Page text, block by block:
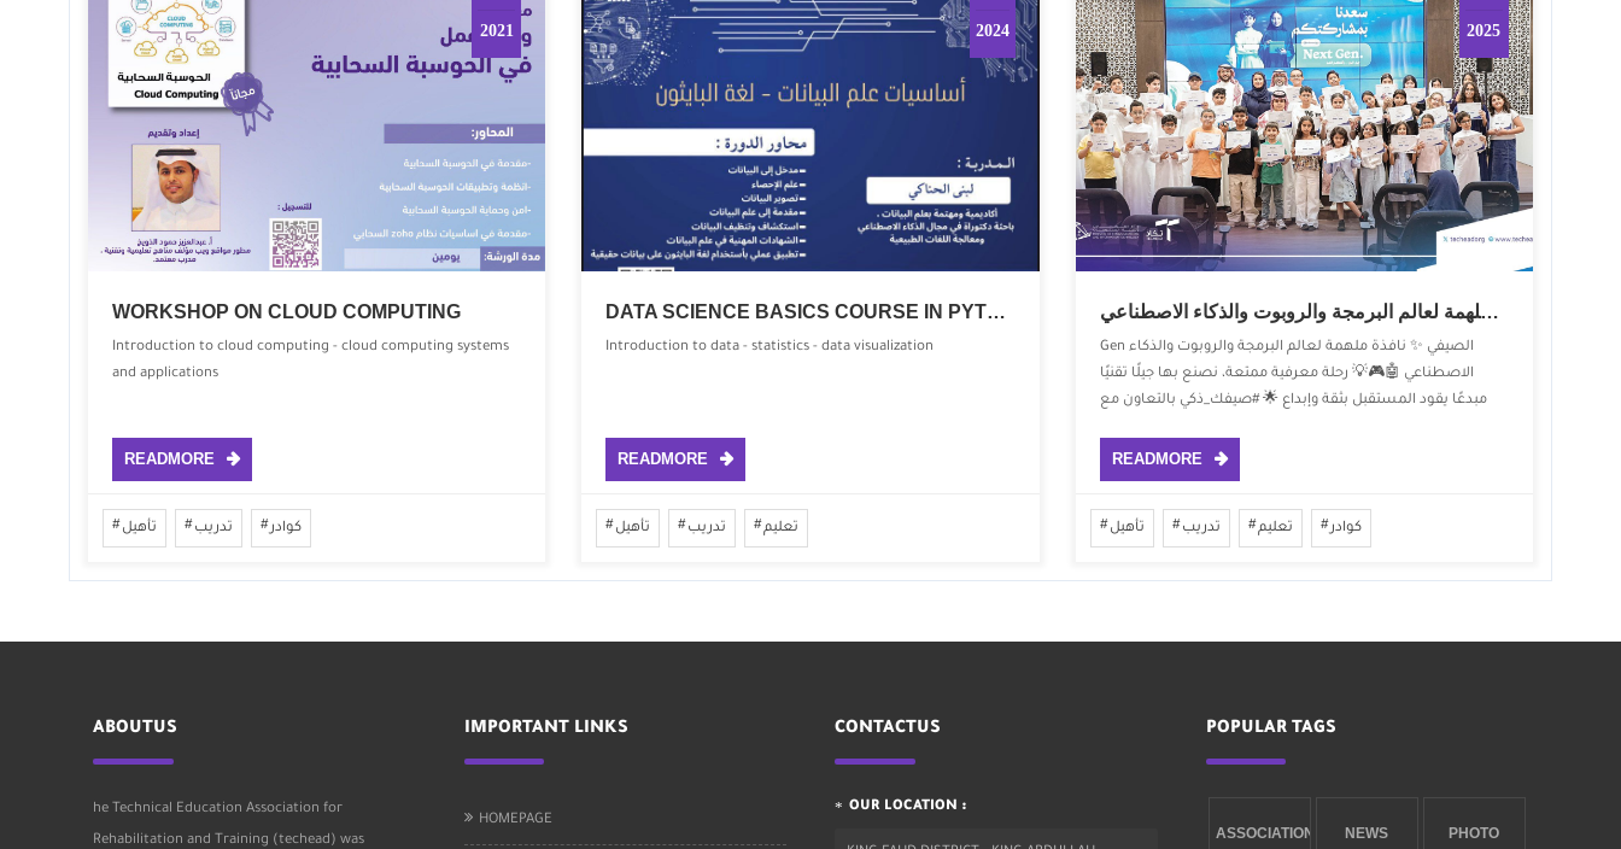
2021
WORKSHOP ON CLOUD COMPUTING
Introduction to cloud computing - cloud computing systems
and applications
READMORE
تأهيل تدريب كوادر
2024
DATA SCIENCE BASICS COURSE IN PYTHON
Introduction to data - statistics - data visualization
READMORE
تأهيل تدريب تعليم
2025
‏نافذة ملهمة لعالم البرمجة والروبوت والذكاء الاصطناعي 🤖🎮💡
Gen الصيفي ✨ ‏نافذة ملهمة لعالم البرمجة والروبوت والذكاء
الاصطناعي 🤖🎮💡 ‏رحلة معرفية ممتعة، نصنع بها جيلًا تقنيًا
مبدعًا يقود المستقبل بثقة وإبداع 🌟 ‏⁧‫#صيفك_ذكي‬⁩ ‏بالتعاون مع
READMORE
تأهيل تدريب تعليم كوادر
ABOUTUS
he Technical Education Association for
Rehabilitation and Training (techead) was
IMPORTANT LINKS
HOMEPAGE
CONTACTUS
OUR LOCATION :
POPULAR TAGS
ASSOCIATION NEWS PHOTO